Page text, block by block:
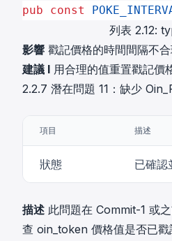
pub const
列表 2.12:
影響 戳記價格的時間間隔不合
建議 I 用合理的值重置戳記價
2.2.7 潛在問題 11：缺少
項目 描述
狀態 已確認
描述 此問題在 Commit-1 或
查 oin_token 價格值是否已